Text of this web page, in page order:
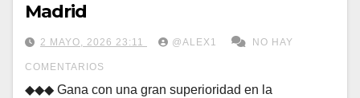
Madrid
2 MAYO, 2026 23:11 @ALEX1 NO HAY
COMENTARIOS
◆◆◆ Gana con una gran superioridad en la